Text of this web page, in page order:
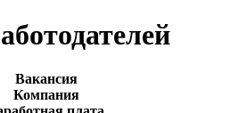
Вакансия
Компания